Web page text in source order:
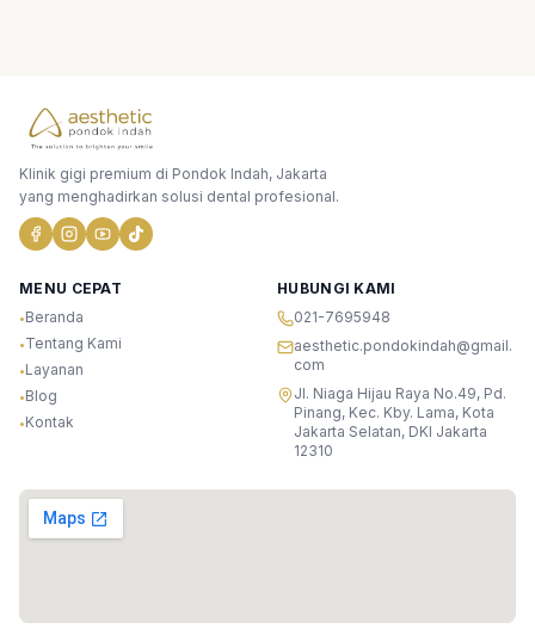
Klinik gigi premium di Pondok Indah, Jakarta
yang menghadirkan solusi dental profesional.
MENU CEPAT
•Beranda
•Tentang Kami
•Layanan
•Blog
•Kontak
HUBUNGI KAMI
021-7695948
aesthetic.pondokindah@gmail.
com
Jl. Niaga Hijau Raya No.49, Pd.
Pinang, Kec. Kby. Lama, Kota
Jakarta Selatan, DKI Jakarta
12310